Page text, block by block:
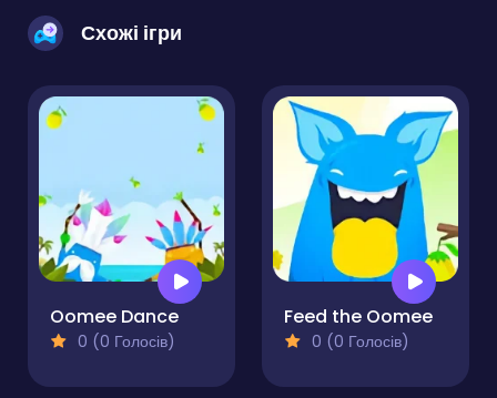
Схожі ігри
Oomee Dance
0 (0 Голосів)
Feed the Oomee
0 (0 Голосів)